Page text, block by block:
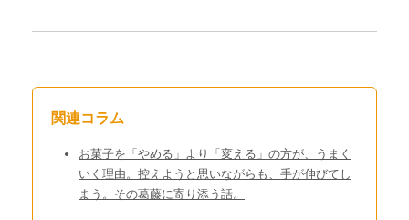
関連コラム
お菓子を「やめる」より「変える」の方が、うまく
いく理由。控えようと思いながらも、手が伸びてし
まう。その葛藤に寄り添う話。